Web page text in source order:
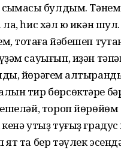
булдым.
һис хәл юҡ икән
тотҡаға йәбешеп
сауығып, иҙән
йөрәгем
тир бөрсөктәре
тороп йөрөйөм
утыҙ туғыҙ
та бер тәүлек эсендә